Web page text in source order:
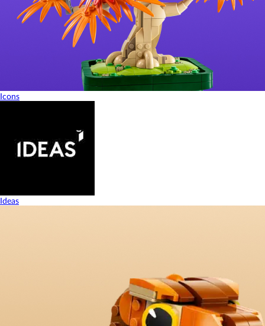
Icons
Ideas